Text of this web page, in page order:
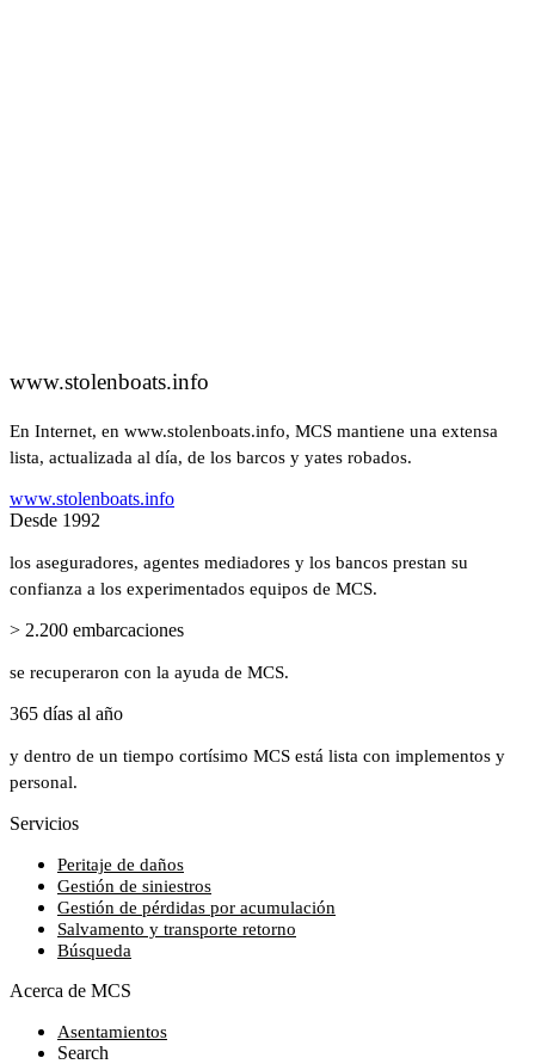
www.stolenboats.info
En Internet, en www.stolenboats.info, MCS mantiene una extensa
lista, actualizada al día, de los barcos y yates robados.
www.stolenboats.info
Desde 1992
los aseguradores, agentes mediadores y los bancos prestan su
confianza a los experimentados equipos de MCS.
> 2.200 embarcaciones
se recuperaron con la ayuda de MCS.
365 días al año
y dentro de un tiempo cortísimo MCS está lista con implementos y
personal.
Servicios
Peritaje de daños
Gestión de siniestros
Gestión de pérdidas por acumulación
Salvamento y transporte retorno
Búsqueda
Acerca de MCS
Asentamientos
Search